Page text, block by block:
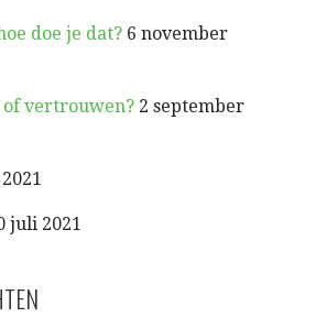
doe je dat? 6 november
of vertrouwen? 2 september
juli 2021